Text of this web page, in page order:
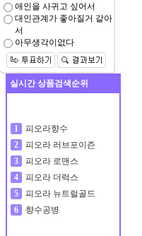
애인을 사귀고 싶어서
대인관계가 좋아질거 같아
서
아무생각이없다
실시간 상품검색순위
1
피오라향수
2
피오라 러브포이즌
3
피오라 로맨스
4
피오라 더럭스
5
피오라 뉴트럴골드
6
향수공병